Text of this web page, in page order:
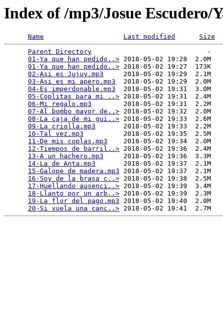
Index of /mp3/Josue Escudero/
Name Last modified
Size
Parent Directory
                             -
01-Ya que han pedido..> 2018-05-02 19:28  2.0M
01-Ya que han pedido..> 2018-05-02 19:27  173K
02-Asi es Jujuy.mp3
     2018-05-02 19:29  2.1M
03-Asi es mi apero.mp3
  2018-05-02 19:29  2.0M
04-Es imperdonable.mp3
  2018-05-02 19:31  3.0M
05-Coplitas para mi ..> 2018-05-02 19:31  2.4M
06-Mi regalo.mp3
        2018-05-02 19:31  2.2M
07-Al bombo mayor de..> 2018-05-02 19:32  2.0M
08-La caja de mi gui..> 2018-05-02 19:33  2.6M
09-La criolla.mp3
       2018-05-02 19:33  2.2M
10-Tal vez.mp3
          2018-05-02 19:35  2.5M
11-De mis coplas.mp3
    2018-05-02 19:34  2.0M
12-Tiempos de barril..> 2018-05-02 19:36  2.4M
13-A un hachero.mp3
     2018-05-02 19:36  3.3M
14-La de Anta.mp3
       2018-05-02 19:37  2.1M
15-Galope de madera.mp3 2018-05-02 19:37  2.1M
16-Soy de la brasa c..> 2018-05-02 19:38  2.5M
17-Huellando ausenci..> 2018-05-02 19:39  3.4M
18-Llanto por un arb..> 2018-05-02 19:39  2.3M
19-La flor del pago.mp3 2018-05-02 19:40  2.0M
20-Si vuela una canc..>